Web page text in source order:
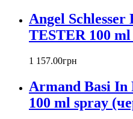
Baldinini
Banana Republic
Betty Barclay
Bill Blass
Biotherm
Blumarine
Angel
TESTER 100
1 157.00грн
Armand Basi In
100 ml spray